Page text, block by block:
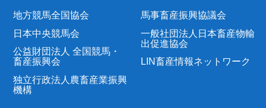
地方競馬全国協会
日本中央競馬会
公益財団法人 全国競馬・
畜産振興会
独立行政法人農畜産業振興
機構
馬事畜産振興協議会
一般社団法人日本畜産物輸
出促進協会
LIN畜産情報ネットワーク